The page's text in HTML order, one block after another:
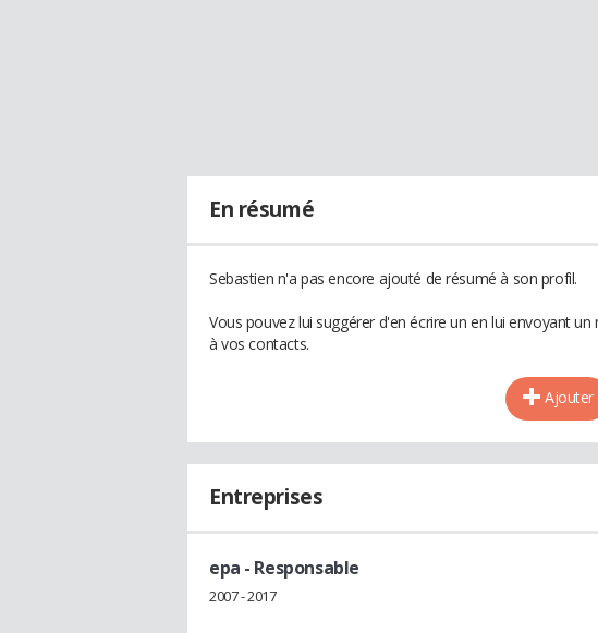
En résumé
Sebastien n'a pas encore ajouté de résumé à son profil.
Vous pouvez lui suggérer d'en écrire un en lui envoyant
à vos contacts.
Ajouter
Entreprises
epa - Responsable
2007 - 2017